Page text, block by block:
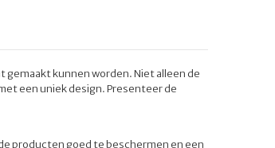
gemaakt kunnen worden. Niet alleen de
een uniek design. Presenteer de
producten goed te beschermen en een